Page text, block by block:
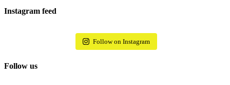
Instagram feed
Follow on Instagram
Follow us